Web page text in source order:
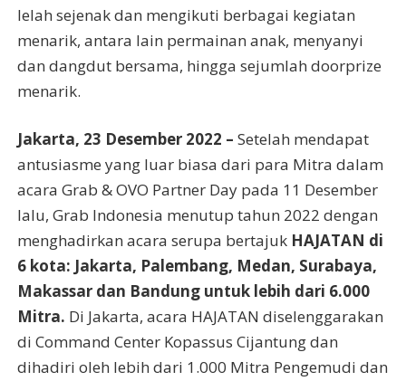
lelah sejenak dan mengikuti berbagai kegiatan
menarik, antara lain permainan anak, menyanyi
dan dangdut bersama, hingga sejumlah doorprize
menarik.
Jakarta, 23 Desember 2022 – Setelah mendapat
antusiasme yang luar biasa dari para Mitra dalam
acara Grab & OVO Partner Day pada 11 Desember
lalu, Grab Indonesia menutup tahun 2022 dengan
menghadirkan acara serupa bertajuk HAJATAN di
6 kota: Jakarta, Palembang, Medan, Surabaya,
Makassar dan Bandung untuk lebih dari 6.000
Mitra. Di Jakarta, acara HAJATAN diselenggarakan
di Command Center Kopassus Cijantung dan
dihadiri oleh lebih dari 1.000 Mitra Pengemudi dan